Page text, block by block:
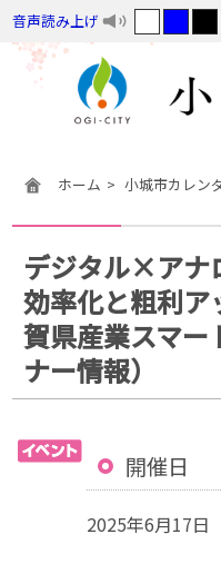
音声読み上げ
ホーム 小城市カレン
デジタル×アナ
効率化と粗利
賀県産業スマー
ナー情報）
開催日
2025年6月17日